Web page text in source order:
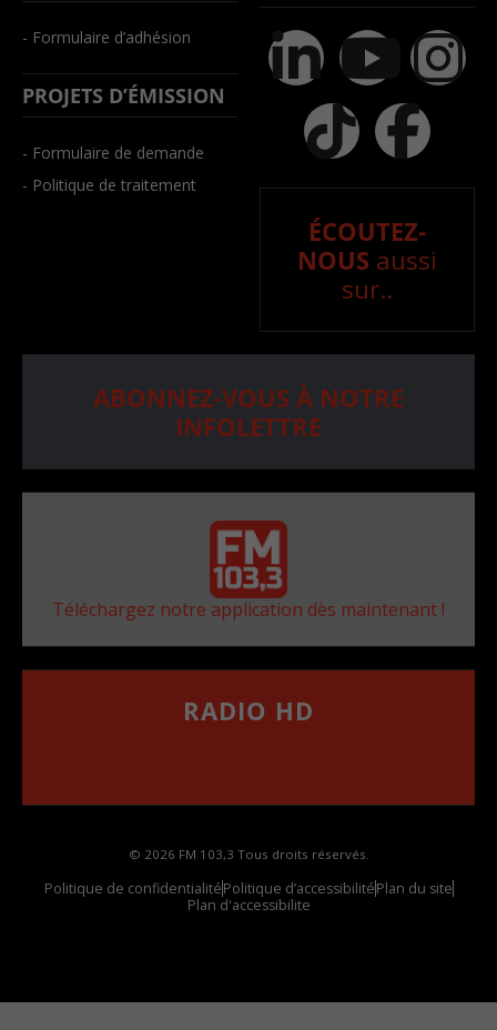
- Formulaire d’adhésion
PROJETS D’ÉMISSION
- Formulaire de demande
- Politique de traitement
ÉCOUTEZ-
NOUS aussi
sur..
ABONNEZ-VOUS À NOTRE
INFOLETTRE
Téléchargez notre application dès maintenant !
RADIO HD
© 2026 FM 103,3 Tous droits réservés.
Politique de confidentialitéPolitique d’accessibilitéPlan du site
Plan d'accessibilite